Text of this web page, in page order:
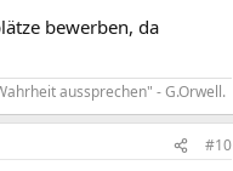
bewerben, da
aussprechen" - G.Orwell.
#10